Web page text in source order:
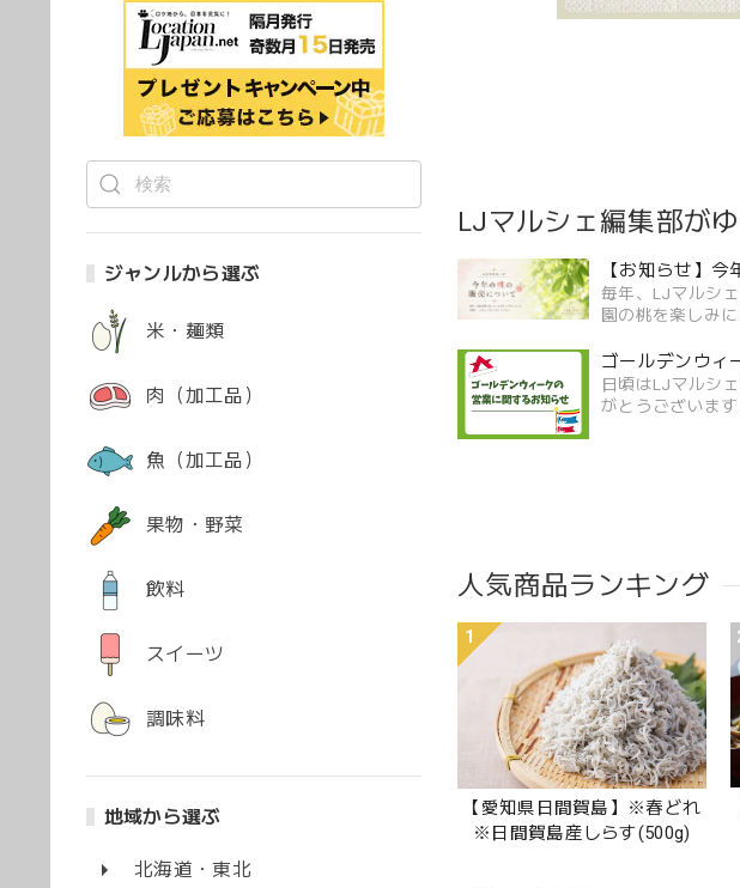
ジャンルから選ぶ
米・麺類
肉（加工品）
魚（加工品）
果物・野菜
飲料
スイーツ
調味料
地域から選ぶ
北海道・東北
LJマルシェ編集部がゆ
【お知らせ】
毎年、LJマルシ
園の桃を楽しみ
いただいており
者さまの生産・
ゴールデンウィ
日頃はLJマルシ
がとうございま
人気商品ランキング
1
【愛知県日間賀島】※春どれ
※日間賀島産しらす(500g)